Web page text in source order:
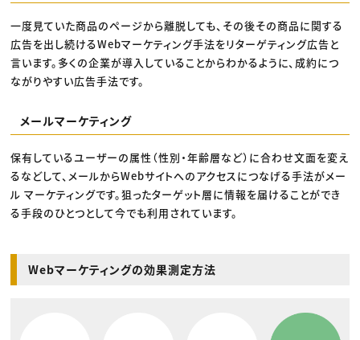
一度見ていた商品のページから離脱しても、その後その商品に関する
広告を出し続けるWebマーケティング手法をリターゲティング広告と
言います。多くの企業が導入していることからわかるように、成約につ
ながりやすい広告手法です。
メールマーケティング
保有しているユーザーの属性（性別・年齢層など）に合わせ文面を変え
るなどして、メールからWebサイトへのアクセスにつなげる手法がメー
ル マーケティングです。狙ったターゲット層に情報を届けることができ
る手段のひとつとして今でも利用されています。
Webマーケティングの効果測定方法